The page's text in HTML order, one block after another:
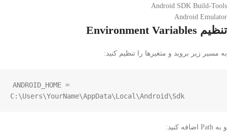
Android SDK Build-Tools
Android Emulator
تنظیم Environment Variables
به مسیر زیر بروید و متغیرها را تنظیم کنید:
ANDROID_HOME =
C:\Users\YourName\AppData\Local\Android\Sdk
و به Path اضافه کنید: